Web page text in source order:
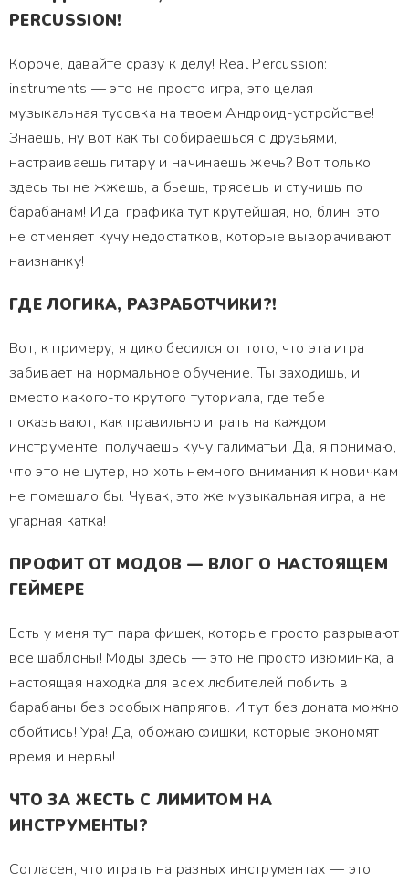
PERCUSSION!
Короче, давайте сразу к делу! Real Percussion:
instruments — это не просто игра, это целая
музыкальная тусовка на твоем Андроид-устройстве!
Знаешь, ну вот как ты собираешься с друзьями,
настраиваешь гитару и начинаешь жечь? Вот только
здесь ты не жжешь, а бьешь, трясешь и стучишь по
барабанам! И да, графика тут крутейшая, но, блин, это
не отменяет кучу недостатков, которые выворачивают
наизнанку!
ГДЕ ЛОГИКА, РАЗРАБОТЧИКИ?!
Вот, к примеру, я дико бесился от того, что эта игра
забивает на нормальное обучение. Ты заходишь, и
вместо какого-то крутого туториала, где тебе
показывают, как правильно играть на каждом
инструменте, получаешь кучу галиматьи! Да, я понимаю,
что это не шутер, но хоть немного внимания к новичкам
не помешало бы. Чувак, это же музыкальная игра, а не
угарная катка!
ПРОФИТ ОТ МОДОВ — ВЛОГ О НАСТОЯЩЕМ
ГЕЙМЕРЕ
Есть у меня тут пара фишек, которые просто разрывают
все шаблоны! Моды здесь — это не просто изюминка, а
настоящая находка для всех любителей побить в
барабаны без особых напрягов. И тут без доната можно
обойтись! Ура! Да, обожаю фишки, которые экономят
время и нервы!
ЧТО ЗА ЖЕСТЬ С ЛИМИТОМ НА
ИНСТРУМЕНТЫ?
Согласен, что играть на разных инструментах — это